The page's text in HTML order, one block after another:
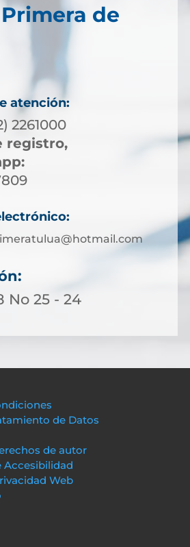
de
atención:
2261000
registro,
No 25 - 24
de Datos
de autor
Accesibilidad
Web